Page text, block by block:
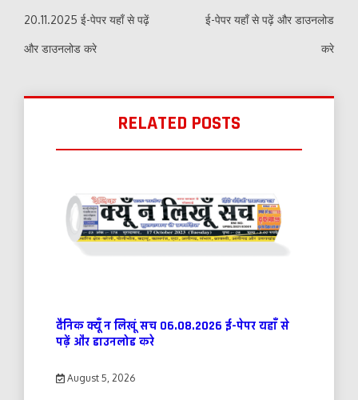
20.11.2025 ई-पेपर यहाँ से पढ़ें
और डाउनलोड करे
ई-पेपर यहाँ से पढ़ें और डाउनलोड
करे
RELATED POSTS
दैनिक क्यूँ न लिखूं सच 06.08.2026 ई-पेपर यहाँ से
पढ़ें और डाउनलोड करे
August 5, 2026